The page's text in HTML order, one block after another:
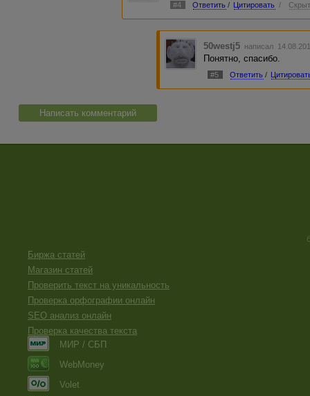
#4 Ответить / Цитировать /
50westj5 написал
Понятно, спасибо.
#5 Ответить /
Написать комментарий
Биржа статей
Магазин статей
Проверить текст на уникальность
Проверка орфографии онлайн
SEO анализ онлайн
Проверка качества текста
МИР / СБП
WebMoney
Volet